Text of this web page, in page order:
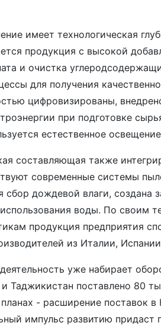
имеет технологическая
продукция с высокой
и очистка
для получения
цифровизированы,
при подготовке
естественное
составляющая также
современные системы
сбор дождевой влаги, создана
воды. По своим
продукция предприятия
из Италии,
уже набирает
Таджикистан поставлено 80
- расширение поставок
импульс развитию придаст